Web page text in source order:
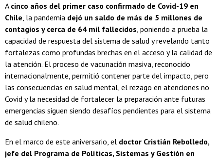
A cinco años del primer caso confirmado de Covid-19 en
Chile, la pandemia dejó un saldo de más de 5 millones de
contagios y cerca de 64 mil fallecidos, poniendo a prueba la
capacidad de respuesta del sistema de salud y revelando tanto
fortalezas como profundas brechas en el acceso y la calidad de
la atención. El proceso de vacunación masiva, reconocido
internacionalmente, permitió contener parte del impacto, pero
las consecuencias en salud mental, el rezago en atenciones no
Covid y la necesidad de fortalecer la preparación ante futuras
emergencias siguen siendo desafíos pendientes para el sistema
de salud chileno.
En el marco de este aniversario, el doctor Cristián Rebolledo,
jefe del Programa de Políticas, Sistemas y Gestión en